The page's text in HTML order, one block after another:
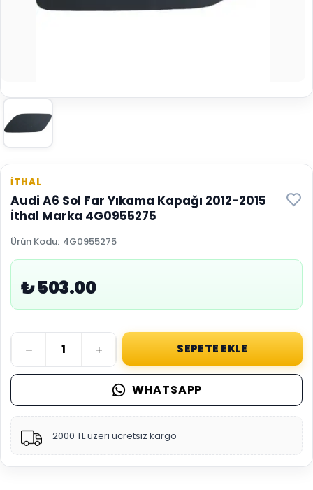
İTHAL
Audi A6 Sol Far Yıkama Kapağı 2012-2015
İthal Marka 4G0955275
Ürün Kodu: 4G0955275
₺ 503.00
SEPETE EKLE
WHATSAPP
2000 TL üzeri ücretsiz kargo